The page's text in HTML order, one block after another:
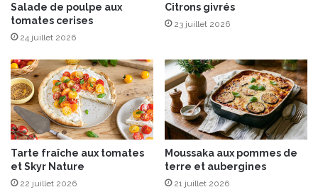
p
a
p
i
k
a
e
t
a
u
c
u
Salade de poulpe aux
tomates cerises
24 juillet 2026
Citrons givrés
23 juillet 2026
Tarte fraîche aux tomates
et Skyr Nature
22 juillet 2026
Moussaka aux pommes de
terre et aubergines
21 juillet 2026